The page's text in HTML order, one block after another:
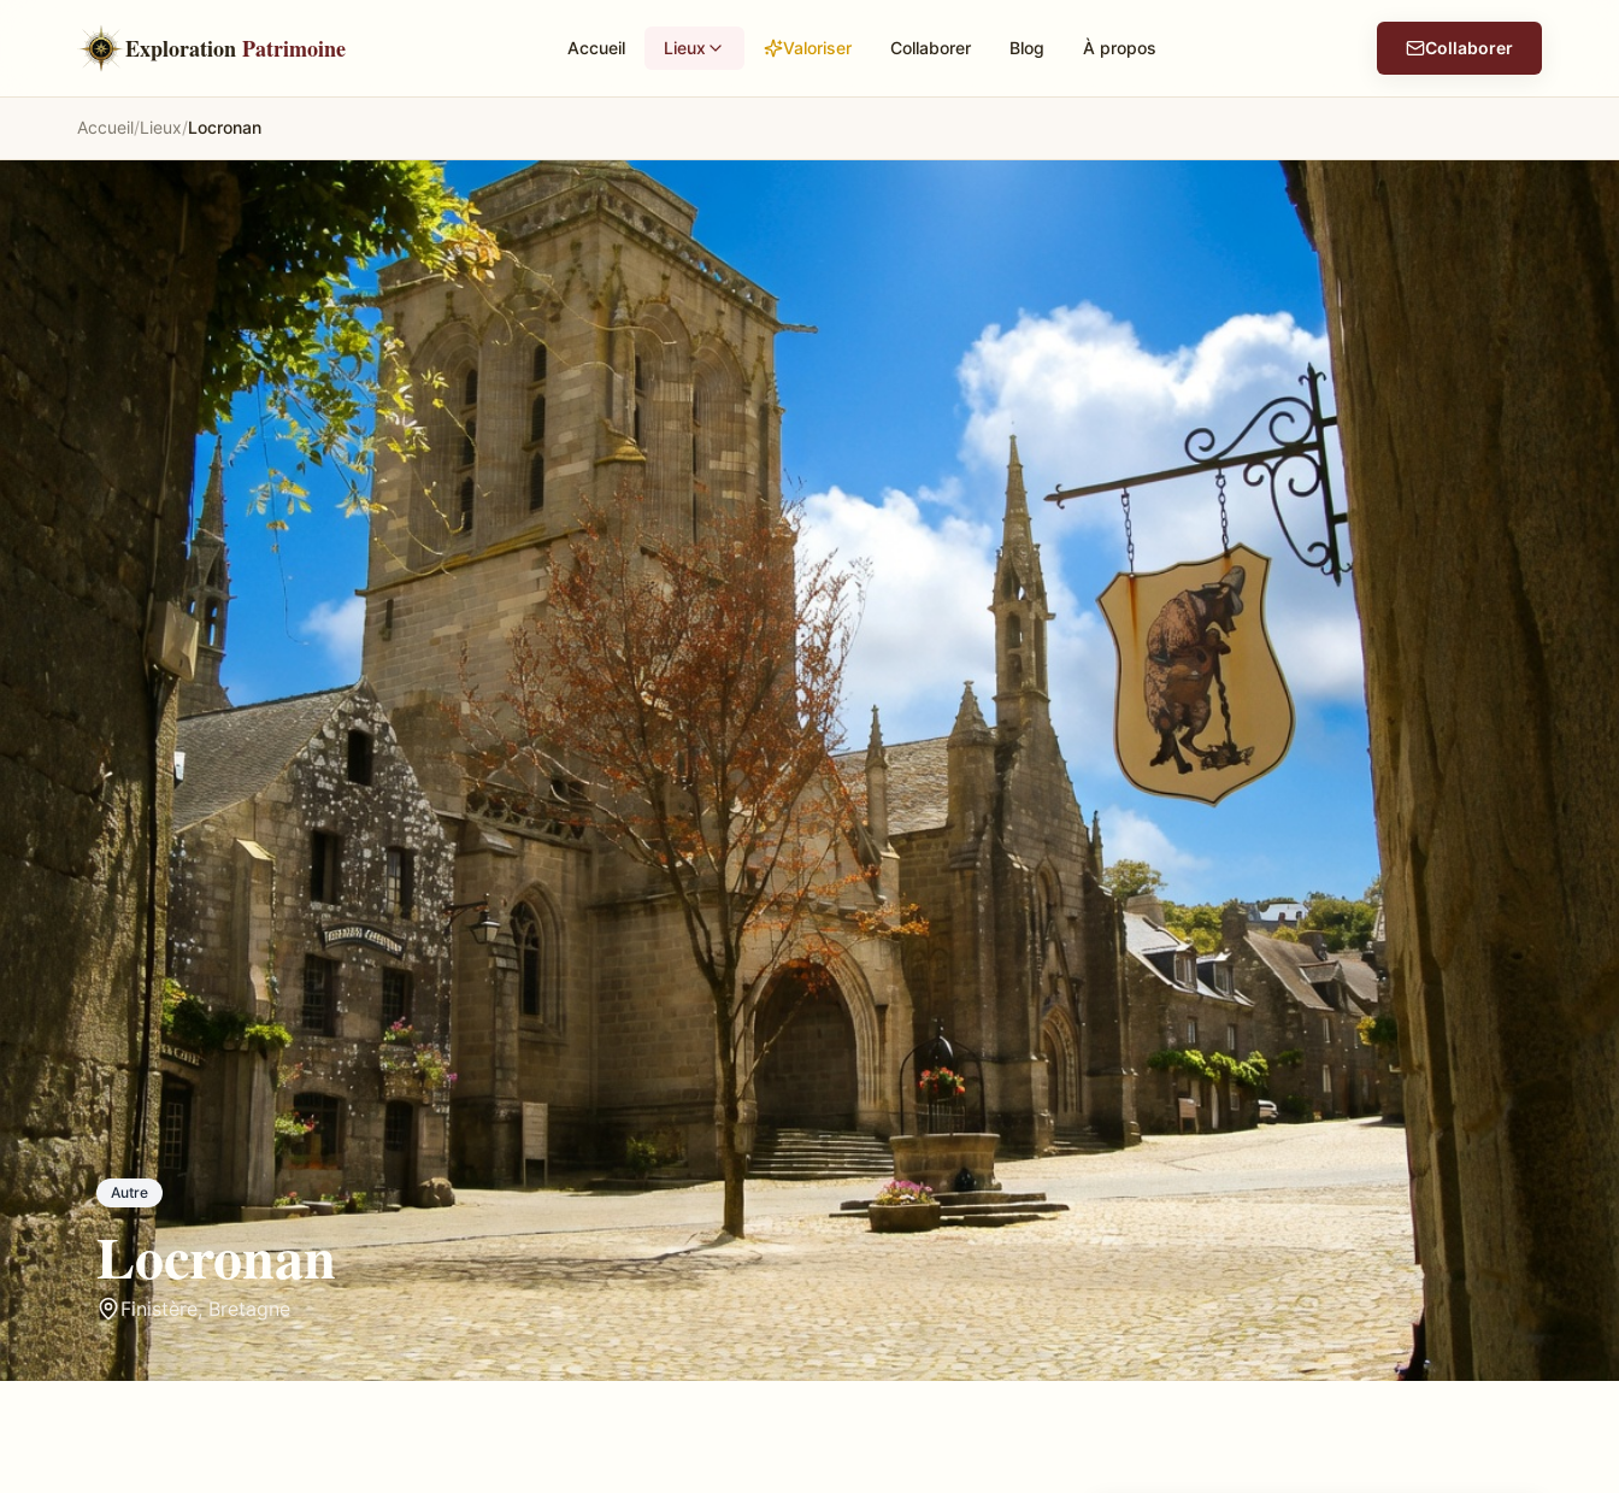
ExplorationPatrimoine Accueil Lieux Valoriser Collaborer Blog À propos Collaborer
Accueil/Lieux/Locronan
Autre
Locronan
Finistère,Bretagne